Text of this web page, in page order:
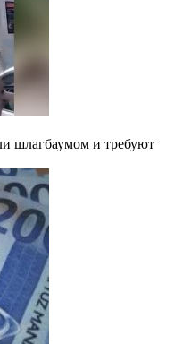
шлагбаумом и требуют